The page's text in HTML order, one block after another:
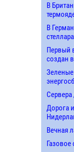
В
В
Первый
создан
Дорога
Вечная
Газовое